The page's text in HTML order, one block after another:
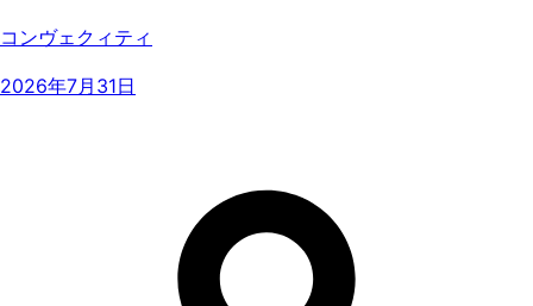
コンヴェクィティ
2026年7月31日